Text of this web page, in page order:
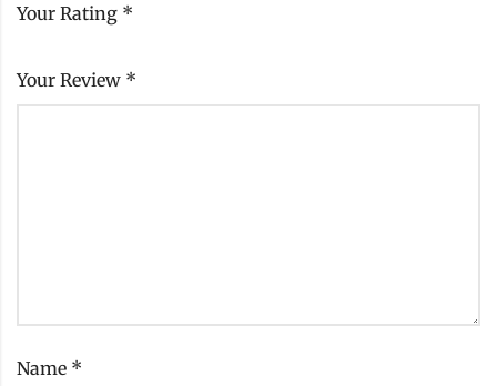
Your Rating *
Your Review *
Name *